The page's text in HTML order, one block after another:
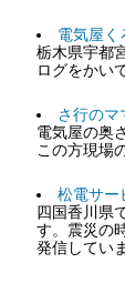
電気屋く
栃木県宇都
ログをかい
さ行のマ
電気屋の奥
この方現場
松電サー
四国香川県
す。震災の
発信してい